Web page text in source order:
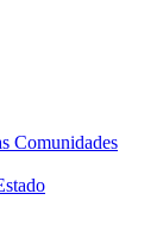
Comunidades